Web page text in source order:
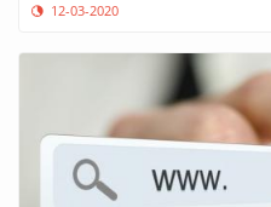
12-03-2020